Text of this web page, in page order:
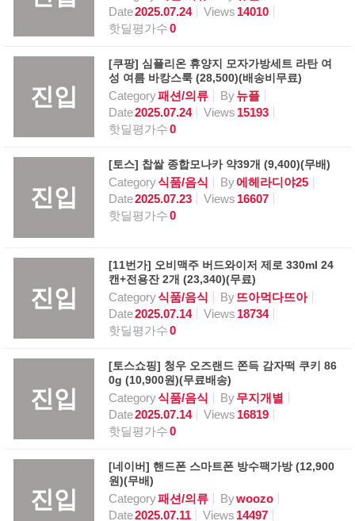
Date2025.07.24 Views 14010
핫딜평가수0
진입
[쿠팡] 심플리온 휴양지 모자가방세트 라탄 여
성 여름 바캉스룩 (28,500)(배송비무료)
Category패션/의류 By뉴플
Date2025.07.24 Views 15193
핫딜평가수0
진입
[토스] 찹쌀 종합모나카 약39개 (9,400)(무배)
Category식품/음식 By에헤라디야25
Date2025.07.23 Views 16607
핫딜평가수0
진입
[11번가] 오비맥주 버드와이저 제로 330ml 24
캔+전용잔 2개 (23,340)(무료)
Category식품/음식 By뜨아먹다뜨아
Date2025.07.14 Views 18734
핫딜평가수0
진입
[토스쇼핑] 청우 오즈랜드 쫀득 감자떡 쿠키 86
0g (10,900원)(무료배송)
Category식품/음식 By무지개별
Date2025.07.14 Views 16819
핫딜평가수0
진입
[네이버] 핸드폰 스마트폰 방수팩가방 (12,900
원)(무배)
Category패션/의류 Bywoozo
Date2025.07.11 Views 14497